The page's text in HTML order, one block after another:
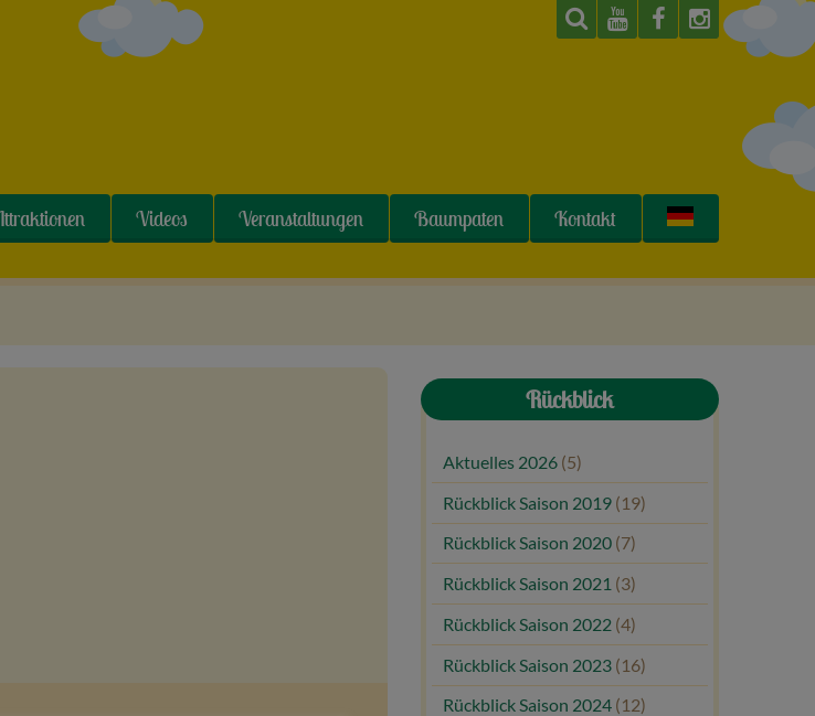
Videos Veranstaltungen Baumpaten Kontakt
Rückblick
Aktuelles 2026 (5)
Rückblick Saison 2019 (19)
Rückblick Saison 2020 (7)
Rückblick Saison 2021 (3)
Rückblick Saison 2022 (4)
Rückblick Saison 2023 (16)
Rückblick Saison 2024 (12)